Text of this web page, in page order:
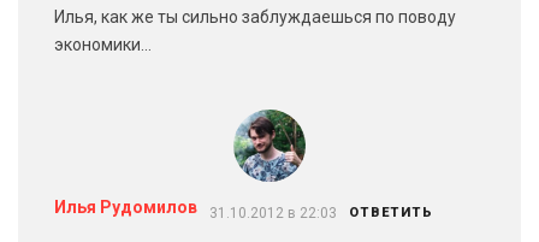
Илья, как же ты сильно заблуждаешься по поводу
экономики…
Илья Рудомилов 31.10.2012 в 22:03 ОТВЕТИТЬ